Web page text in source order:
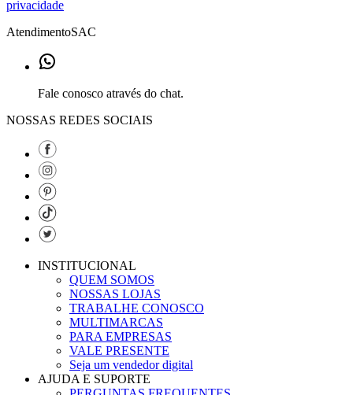
privacidade
AtendimentoSAC
Fale conosco através do chat.
NOSSAS REDES SOCIAIS
INSTITUCIONAL
QUEM SOMOS
NOSSAS LOJAS
TRABALHE CONOSCO
MULTIMARCAS
PARA EMPRESAS
VALE PRESENTE
Seja um vendedor digital
AJUDA E SUPORTE